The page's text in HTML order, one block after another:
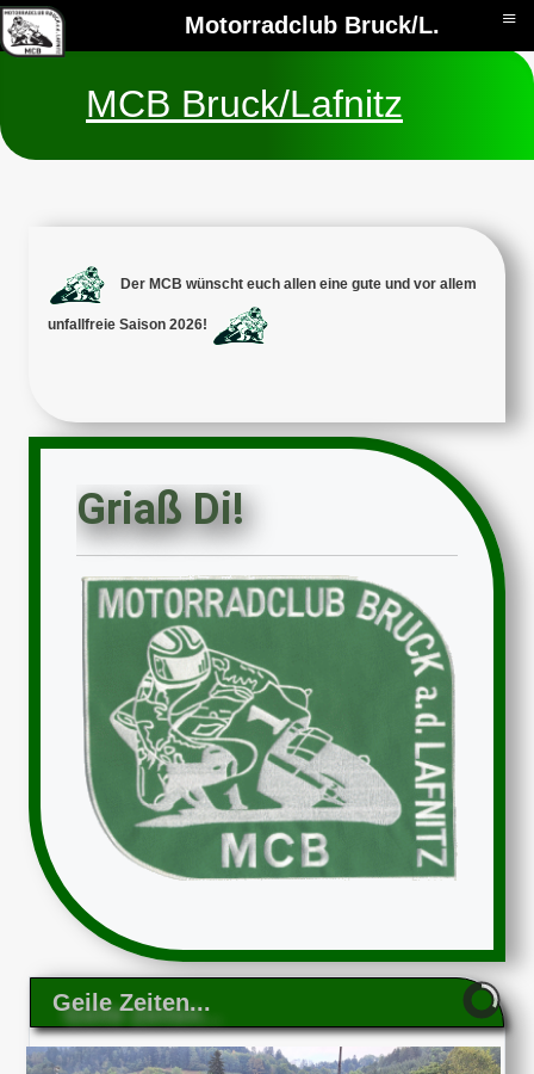
MCB Bruck/Lafnitz
Monat
Monat
Der MCB wünscht euch allen eine gute und vor allem
unfallfreie Saison 2026!
Griaß Di!
Geile Zeiten...
Motorradclub Bruck/L. ≡